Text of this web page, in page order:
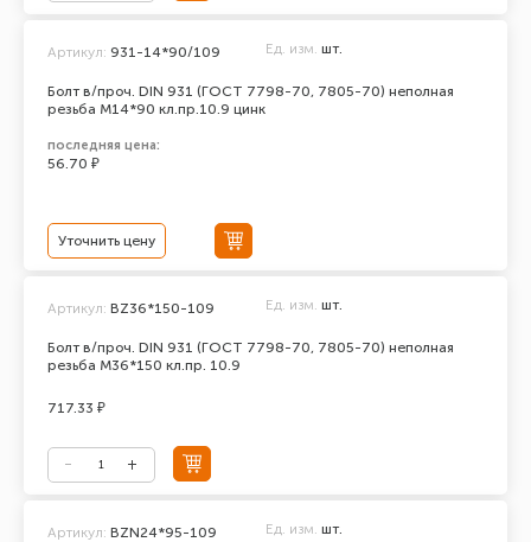
Болт в/проч. DIN 931 (ГОСТ 7798-70, 7805-70) неполная
резьба М14*90 кл.пр.10.9 цинк
Артикул: 931-14*90/109 Ед. изм. шт.
последняя цена:
56.70 ₽
Уточнить цену
Болт в/проч. DIN 931 (ГОСТ 7798-70, 7805-70) неполная
резьба М36*150 кл.пр. 10.9
Артикул: BZ36*150-109 Ед. изм. шт.
717.33 ₽
Артикул: BZN24*95-109 Ед. изм. шт.